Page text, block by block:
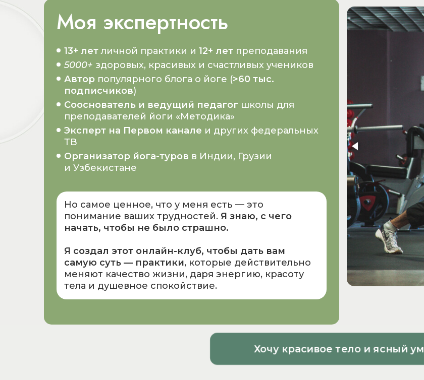
Моя экспертность
13+ летличной практики и 12+ лет преподавания
5000+ здоровых, красивых и счастливых учеников
Автор популярного блога о йоге (>60 тыс.
подписчиков)
Сооснователь и ведущий педагог школы для
преподавателей йоги «Методика»
Эксперт на Первом канале и других федеральных
ТВ
Организатор йога-туров в Индии, Грузии
и Узбекистане
Но самое ценное, что у меня есть — это
понимание ваших трудностей. Я знаю, с чего
начать, чтобы не было страшно.
Я создал этот онлайн-клуб, чтобы дать вам
самую суть — практики, которые действительно
меняют качество жизни, даря энергию, красоту
тела и душевное спокойствие.
Хочу красивое тело и ясный ум